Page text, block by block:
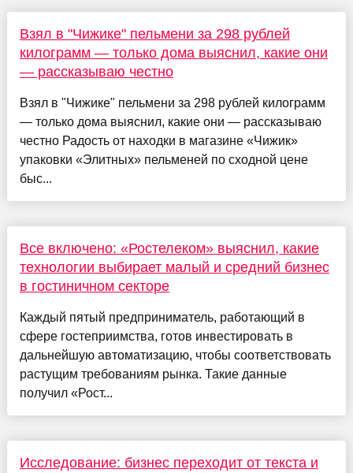
Взял в "Чижике" пельмени за 298 рублей
килограмм — только дома выяснил, какие они
— рассказываю честно
Взял в "Чижике" пельмени за 298 рублей килограмм
— только дома выяснил, какие они — рассказываю
честно Радость от находки в магазине «Чижик»
упаковки «Элитных» пельменей по сходной цене
быс...
Все включено: «Ростелеком» выяснил, какие
технологии выбирает малый и средний бизнес
в гостиничном секторе
Каждый пятый предприниматель, работающий в
сфере гостеприимства, готов инвестировать в
дальнейшую автоматизацию, чтобы соответствовать
растущим требованиям рынка. Такие данные
получил «Рост...
Исследование: бизнес переходит от текста и